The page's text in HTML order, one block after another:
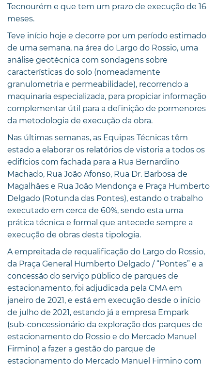
Tecnourém e que tem um prazo de execução de 16
meses.
Teve início hoje e decorre por um período estimado
de uma semana, na área do Largo do Rossio, uma
análise geotécnica com sondagens sobre
características do solo (nomeadamente
granulometria e permeabilidade), recorrendo a
maquinaria especializada, para propiciar informação
complementar útil para a definição de pormenores
da metodologia de execução da obra.
Nas últimas semanas, as Equipas Técnicas têm
estado a elaborar os relatórios de vistoria a todos os
edifícios com fachada para a Rua Bernardino
Machado, Rua João Afonso, Rua Dr. Barbosa de
Magalhães e Rua João Mendonça e Praça Humberto
Delgado (Rotunda das Pontes), estando o trabalho
executado em cerca de 60%, sendo esta uma
prática técnica e formal que antecede sempre a
execução de obras desta tipologia.
A empreitada de requalificação do Largo do Rossio,
da Praça General Humberto Delgado / “Pontes” e a
concessão do serviço público de parques de
estacionamento, foi adjudicada pela CMA em
janeiro de 2021, e está em execução desde o início
de julho de 2021, estando já a empresa Empark
(sub-concessionário da exploração dos parques de
estacionamento do Rossio e do Mercado Manuel
Firmino) a fazer a gestão do parque de
estacionamento do Mercado Manuel Firmino com